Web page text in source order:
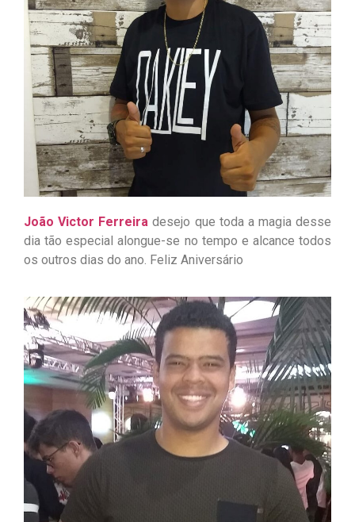
João Victor Ferreiradesejo que toda a magia desse
dia tão especial alongue-se no tempo e alcance todos
os outros dias do ano. Feliz Aniversário